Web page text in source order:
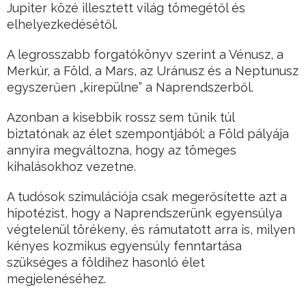
Jupiter közé illesztett világ tömegétől és
elhelyezkedésétől.
A legrosszabb forgatókönyv szerint a Vénusz, a
Merkúr, a Föld, a Mars, az Uránusz és a Neptunusz
egyszerűen „kirepülne” a Naprendszerből.
Azonban a kisebbik rossz sem tűnik túl
biztatónak az élet szempontjából; a Föld pályája
annyira megváltozna, hogy az tömeges
kihalásokhoz vezetne.
A tudósok szimulációja csak megerősítette azt a
hipotézist, hogy a Naprendszerünk egyensúlya
végtelenül törékeny, és rámutatott arra is, milyen
kényes kozmikus egyensúly fenntartása
szükséges a földihez hasonló élet
megjelenéséhez.